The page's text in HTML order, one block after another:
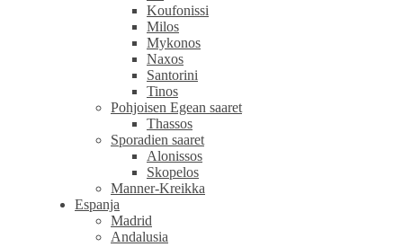
Koufonissi
Milos
Mykonos
Naxos
Santorini
Tinos
Pohjoisen Egean saaret
Thassos
Sporadien saaret
Alonissos
Skopelos
Manner-Kreikka
Espanja
Madrid
Andalusia